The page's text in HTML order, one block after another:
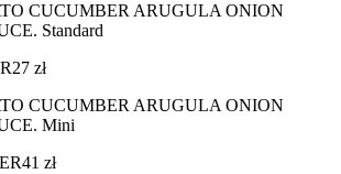
CUCUMBER ARUGULA ONION
Standard
27 zł
CUCUMBER ARUGULA ONION
Mini
41 zł